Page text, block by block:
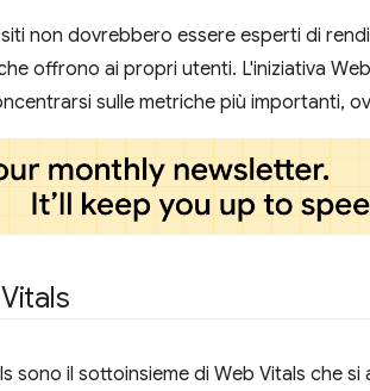
non dovrebbero essere esperti di
offrono ai propri utenti. L'iniziativa
sulle metriche più importanti,
sono il sottoinsieme di Web Vitals che